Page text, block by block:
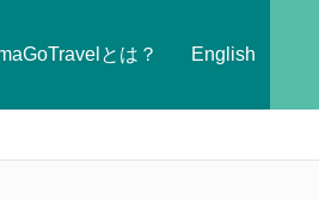
とは？ English